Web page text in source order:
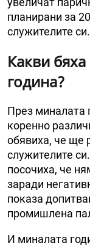
планирани за
служителите си.
Какви
година?
През миналата
коренно
обявиха, че ще
служителите
посочиха, че
заради
показа
промишлена
И миналата